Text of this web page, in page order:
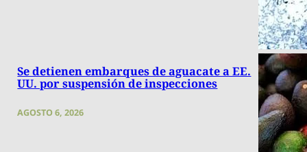
Se detienen embarques de aguacate a EE.
UU. por suspensión de inspecciones
AGOSTO 6, 2026